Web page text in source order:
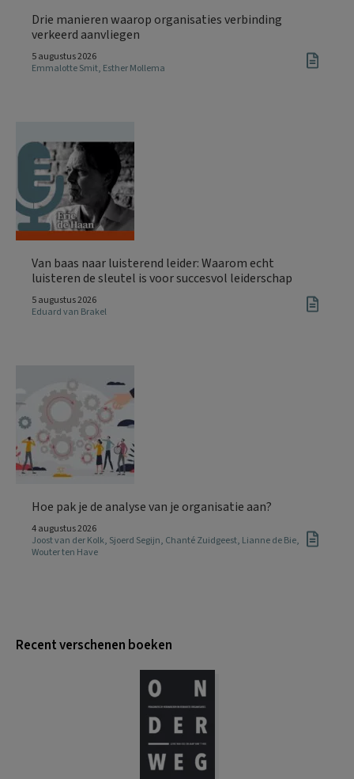
Drie manieren waarop organisaties verbinding
verkeerd aanvliegen
5 augustus 2026
Emmalotte Smit, Esther Mollema
Van baas naar luisterend leider: Waarom echt
luisteren de sleutel is voor succesvol leiderschap
5 augustus 2026
Eduard van Brakel
Hoe pak je de analyse van je organisatie aan?
4 augustus 2026
Joost van der Kolk, Sjoerd Segijn, Chanté Zuidgeest, Lianne de Bie,
Wouter ten Have
Recent verschenen boeken